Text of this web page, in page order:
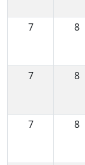
7
8
7
8
7
8